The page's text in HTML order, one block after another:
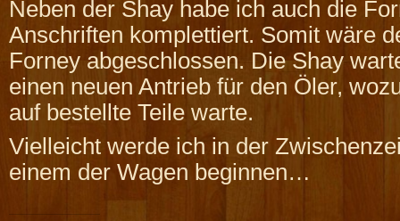
Neben der Shay habe ich auch die
Anschriften komplettiert. Somit wäre
Forney abgeschlossen. Die Shay
einen neuen Antrieb für den Öler,
auf bestellte Teile warte.
Vielleicht werde ich in der
einem der Wagen beginnen…